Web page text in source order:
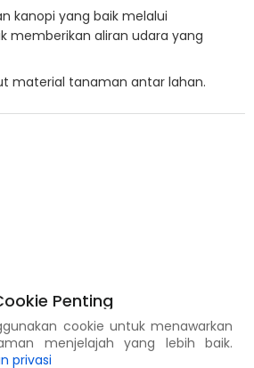
kanopi yang baik melalui
memberikan aliran udara yang
material tanaman antar lahan.
Penting
cookie untuk menawarkan
menjelajah yang lebih baik.
privasi